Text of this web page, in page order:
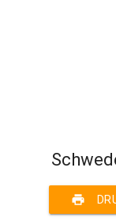
print